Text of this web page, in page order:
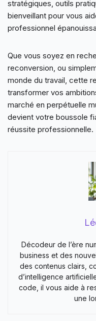
stratégiques, outils
bienveillant pour vous
professionnel
Que vous soyez en
reconversion, ou
monde du travail, cette
transformer vos
marché en perpétuelle
devient votre boussole
réussite professionnelle.
Décodeur de l’ère
business et des
des contenus clairs,
d’intelligence
code, il vous aide à
une